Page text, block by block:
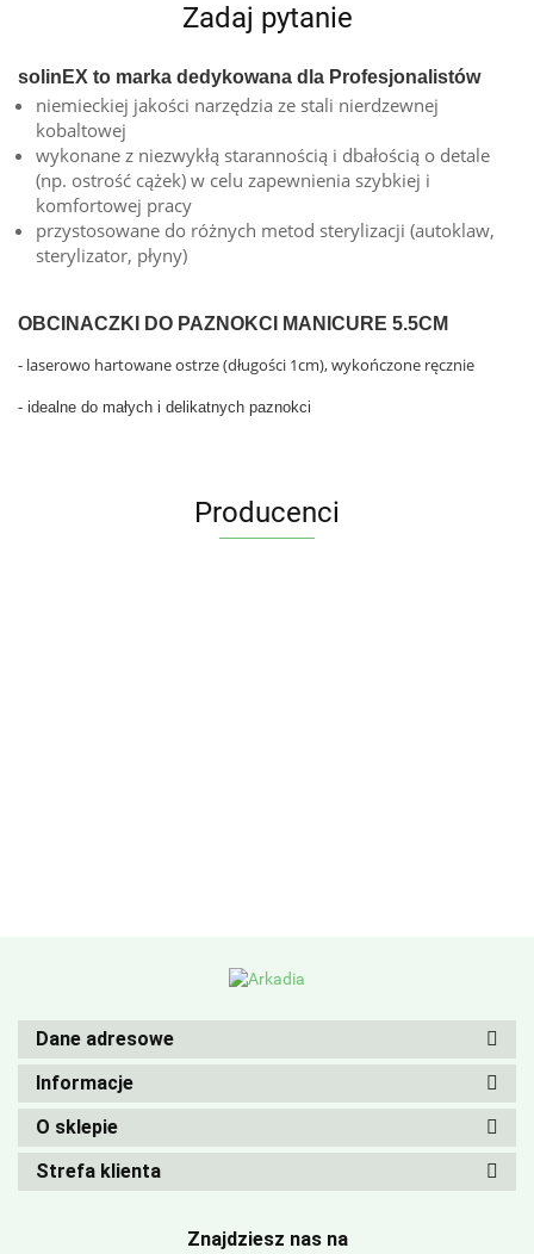
Zadaj pytanie
solinEX to marka dedykowana dla Profesjonalistów
niemieckiej jakości narzędzia ze stali nierdzewnej
kobaltowej
wykonane z niezwykłą starannością i dbałością o detale
(np. ostrość cążek) w celu zapewnienia szybkiej i
komfortowej pracy
przystosowane do różnych metod sterylizacji (autoklaw,
sterylizator, płyny)
OBCINACZKI DO PAZNOKCI MANICURE 5.5CM
- laserowo hartowane ostrze (długości 1cm), wykończone ręcznie
- idealne do małych i delikatnych paznokci
Producenci
Dane adresowe
Informacje
O sklepie
Strefa klienta
Znajdziesz nas na